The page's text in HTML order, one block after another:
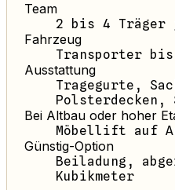
Team
2 bis 4 Träger
Fahrzeug
Transporter
Ausstattung
Tragegurte,
Polsterdecken,
Bei Altbau oder hoher
Möbellift auf
Günstig-Option
Beiladung,
Kubikmeter